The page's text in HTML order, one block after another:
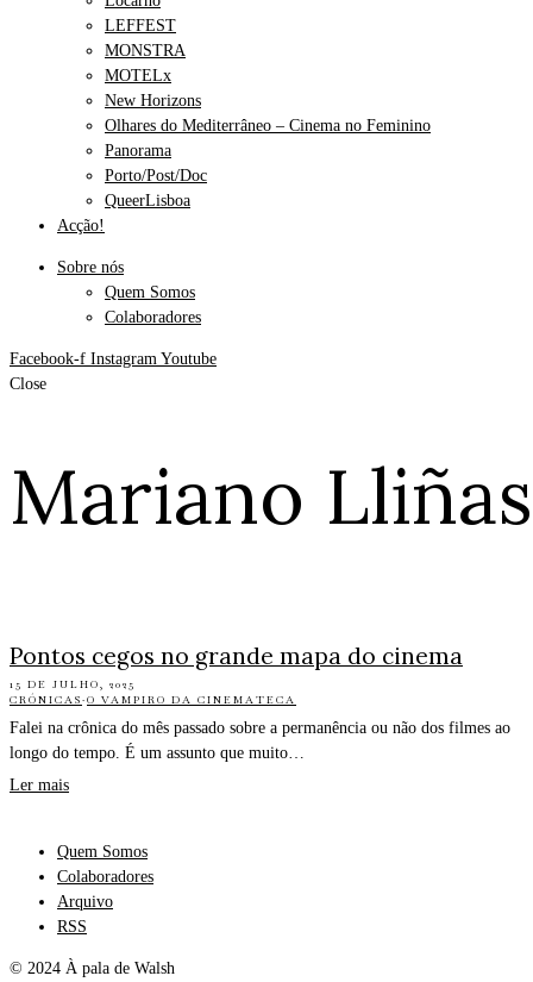
LEFFEST
MONSTRA
MOTELx
New Horizons
Olhares do Mediterrâneo – Cinema no Feminino
Panorama
Porto/Post/Doc
QueerLisboa
Acção!
Sobre nós
Quem Somos
Colaboradores
Facebook-f Instagram Youtube
Close
Mariano Lliñas
Pontos cegos no grande mapa do cinema
15 DE JULHO, 2025
CRÓNICAS·O VAMPIRO DA CINEMATECA
Falei na crônica do mês passado sobre a permanência ou não dos filmes ao
longo do tempo. É um assunto que muito…
Ler mais
Quem Somos
Colaboradores
Arquivo
RSS
© 2024 À pala de Walsh